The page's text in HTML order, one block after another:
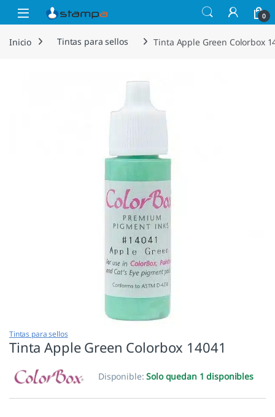
Saltar a la navegación
Saltar al contenido
Open 0
Inicio Tintas para sellos Tinta Apple Green Colorbox
Tintas para sellos
Tinta Apple Green Colorbox 14041
Disponible:Solo quedan 1 disponibles